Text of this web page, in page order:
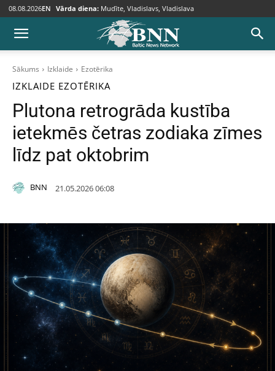
08.08.2026EN Vārda diena: Mudīte, Vladislavs, Vladislava
Sākums Izklaide Ezotērika
IZKLAIDE EZOTĒRIKA
Plutona retrogrāda kustība
ietekmēs četras zodiaka zīmes
līdz pat oktobrim
BNN 21.05.2026 06:08